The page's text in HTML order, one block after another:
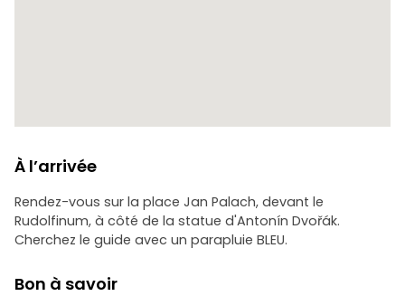
À l’arrivée
Rendez-vous sur la place Jan Palach, devant le
Rudolfinum, à côté de la statue d'Antonín Dvořák.
Cherchez le guide avec un parapluie BLEU.
Bon à savoir